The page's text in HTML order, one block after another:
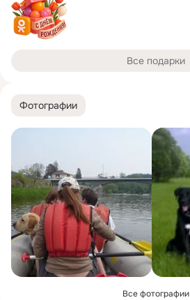
Фотографии
Все фотографии
Все подарки